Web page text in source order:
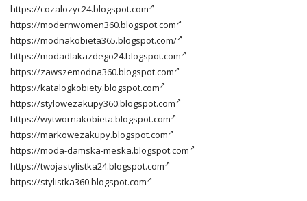
https://cozalozyc24.blogspot.com
https://modernwomen360.blogspot.com
https://modnakobieta365.blogspot.com/
https://modadlakazdego24.blogspot.com
https://zawszemodna360.blogspot.com
https://katalogkobiety.blogspot.com
https://stylowezakupy360.blogspot.com
https://wytwornakobieta.blogspot.com
https://markowezakupy.blogspot.com
https://moda-damska-meska.blogspot.com
https://twojastylistka24.blogspot.com
https://stylistka360.blogspot.com